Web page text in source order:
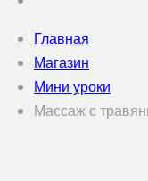
Главная
Магазин
Мини уроки
Массаж с